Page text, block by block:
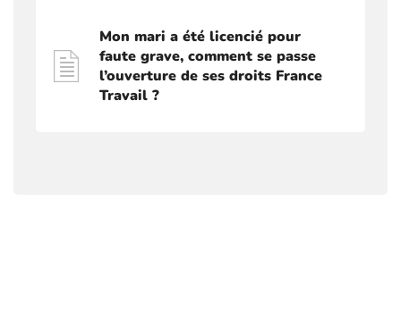
Mon mari a été licencié pour
faute grave, comment se passe
l’ouverture de ses droits France
Travail ?